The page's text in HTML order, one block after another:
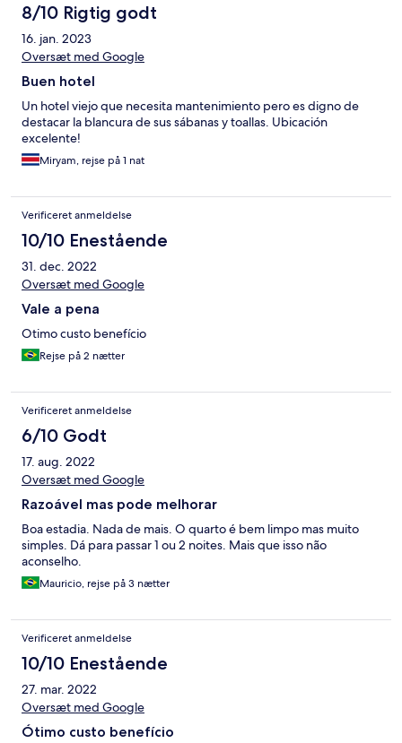
8/10 Rigtig godt
16. jan. 2023
Oversæt med Google
Buen hotel
Un hotel viejo que necesita mantenimiento pero es digno de
destacar la blancura de sus sábanas y toallas. Ubicación
excelente!
Miryam, rejse på 1 nat
Verificeret anmeldelse
10/10 Enestående
31. dec. 2022
Oversæt med Google
Vale a pena
Otimo custo benefício
Rejse på 2 nætter
Verificeret anmeldelse
6/10 Godt
17. aug. 2022
Oversæt med Google
Razoável mas pode melhorar
Boa estadia. Nada de mais. O quarto é bem limpo mas muito
simples. Dá para passar 1 ou 2 noites. Mais que isso não
aconselho.
Mauricio, rejse på 3 nætter
Verificeret anmeldelse
10/10 Enestående
27. mar. 2022
Oversæt med Google
Ótimo custo benefício